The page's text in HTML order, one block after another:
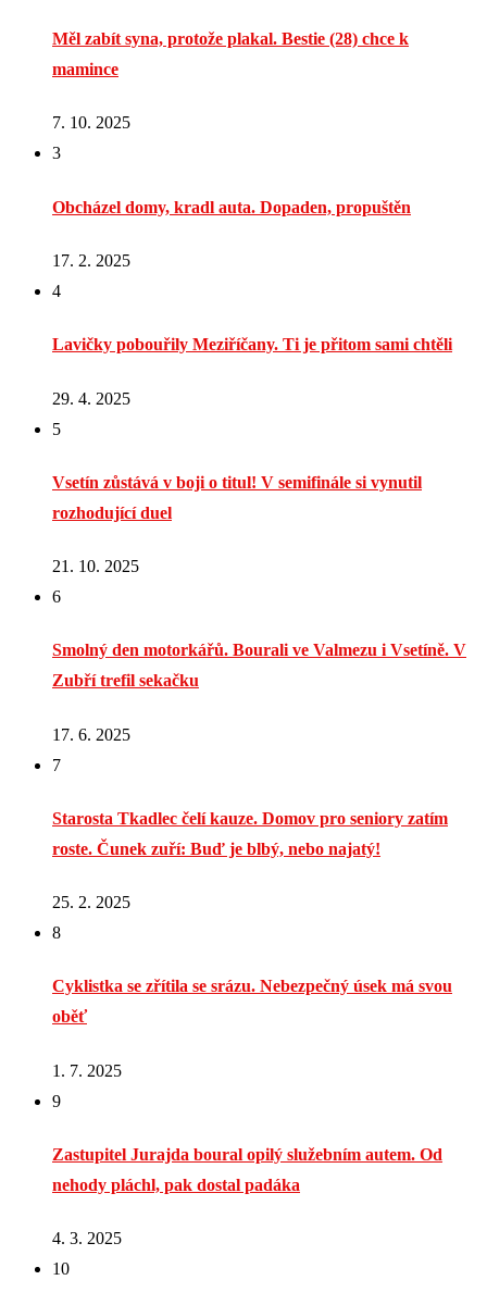
Měl zabít syna, protože plakal. Bestie (28) chce k
mamince
7. 10. 2025
3
Obcházel domy, kradl auta. Dopaden, propuštěn
17. 2. 2025
4
Lavičky pobouřily Meziříčany. Ti je přitom sami chtěli
29. 4. 2025
5
Vsetín zůstává v boji o titul! V semifinále si vynutil
rozhodující duel
21. 10. 2025
6
Smolný den motorkářů. Bourali ve Valmezu i Vsetíně. V
Zubří trefil sekačku
17. 6. 2025
7
Starosta Tkadlec čelí kauze. Domov pro seniory zatím
roste. Čunek zuří: Buď je blbý, nebo najatý!
25. 2. 2025
8
Cyklistka se zřítila se srázu. Nebezpečný úsek má svou
oběť
1. 7. 2025
9
Zastupitel Jurajda boural opilý služebním autem. Od
nehody pláchl, pak dostal padáka
4. 3. 2025
10